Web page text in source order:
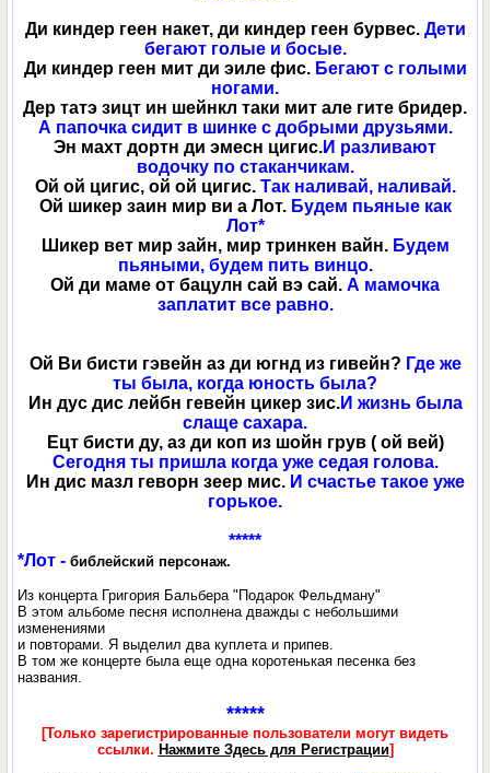
Ди киндер геен накет, ди киндер геен бурвес. Дети
бегают голые и босые.
Ди киндер геен мит ди эиле фис. Бегают с голыми
ногами.
Дер татэ зицт ин шейнкл таки мит але гите бридер.
А папочка сидит в шинке с добрыми друзьями.
Эн махт дортн ди эмесн цигис.И разливают
водочку по стаканчикам.
Ой ой цигис, ой ой цигис. Так наливай, наливай.
Ой шикер заин мир ви а Лот. Будем пьяные как
Лот*
Шикер вет мир зайн, мир тринкен вайн. Будем
пьяными, будем пить винцо.
Ой ди маме от бацулн сай вэ сай. А мамочка
заплатит все равно.
Ой Ви бисти гэвейн аз ди югнд из гивейн? Где же
ты была, когда юность была?
Ин дус дис лейбн гевейн цикер зис.И жизнь была
слаще сахара.
Ецт бисти ду, аз ди коп из шойн грув ( ой вей)
Сегодня ты пришла когда уже седая голова.
Ин дис мазл геворн зеер мис. И счастье такое уже
горькое.
*****
*Лот -библейский персонаж.
Из концерта Григория Бальбера "Подарок Фельдману"
В этом альбоме песня исполнена дважды с небольшими
изменениями
и повторами. Я выделил два куплета и припев.
В том же концерте была еще одна коротенькая песенка без
названия.
*****
[Только зарегистрированные пользователи могут видеть
ссылки. Нажмите Здесь для Регистрации]